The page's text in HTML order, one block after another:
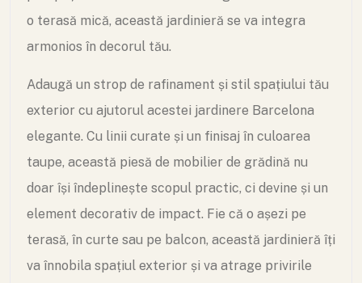
o terasă mică, această jardinieră se va integra
armonios în decorul tău.
Adaugă un strop de rafinament și stil spațiului tău
exterior cu ajutorul acestei jardinere Barcelona
elegante. Cu linii curate și un finisaj în culoarea
taupe, această piesă de mobilier de grădină nu
doar își îndeplinește scopul practic, ci devine și un
element decorativ de impact. Fie că o așezi pe
terasă, în curte sau pe balcon, această jardinieră îți
va înnobila spațiul exterior și va atrage privirile